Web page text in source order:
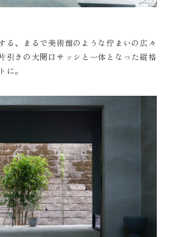
る、まるで美術館のような佇まいの広々
引きの大開口サッシと一体となった縦格
。